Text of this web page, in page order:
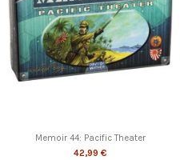
Memoir 44: Pacific Theater
42,99 €